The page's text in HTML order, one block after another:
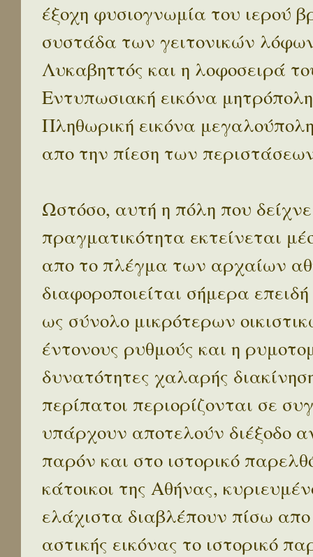
έξοχη φυσιογνωμία του ιερού
συστάδα των γειτονικών
Λυκαβηττός και η λοφοσειρά
Εντυπωσιακή εικόνα
Πληθωρική εικόνα
απο την πίεση των
Ωστόσο, αυτή η πόλη που
πραγματικότητα εκτείνεται
απο το πλέγμα των αρχαίων
διαφοροποιείται σήμερα
ως σύνολο μικρότερων
έντονους ρυθμούς και η
δυνατότητες χαλαρής
περίπατοι περιορίζονται σε
υπάρχουν αποτελούν διέξοδο
παρόν και στο ιστορικό
κάτοικοι της Αθήνας,
ελάχιστα διαβλέπουν πίσω
αστικής εικόνας το ιστορικό